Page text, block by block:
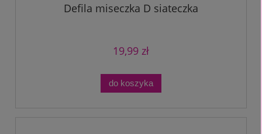
Defila miseczka D siateczka
19,99 zł
do koszyka